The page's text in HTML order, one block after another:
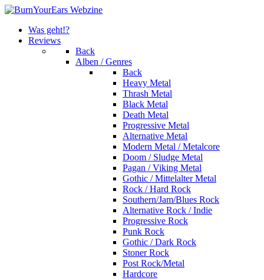
Was geht!?
Reviews
Back
Alben / Genres
Back
Heavy Metal
Thrash Metal
Black Metal
Death Metal
Progressive Metal
Alternative Metal
Modern Metal / Metalcore
Doom / Sludge Metal
Pagan / Viking Metal
Gothic / Mittelalter Metal
Rock / Hard Rock
Southern/Jam/Blues Rock
Alternative Rock / Indie
Progressive Rock
Punk Rock
Gothic / Dark Rock
Stoner Rock
Post Rock/Metal
Hardcore